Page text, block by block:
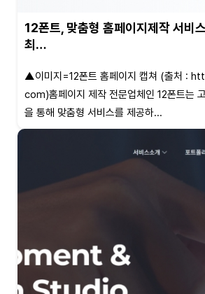
12폰트, 맞춤형 홈페이지제작 서비
최…
▲이미지=12폰트 홈페이지 캡쳐 (출처 :
com)홈페이지 제작 전문업체인 12폰트는
을 통해 맞춤형 서비스를 제공하...